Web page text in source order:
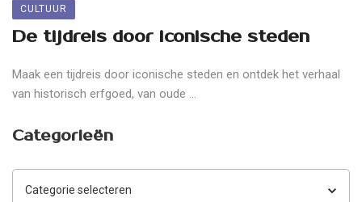
CULTUUR
De tijdreis door iconische steden
Maak een tijdreis door iconische steden en ontdek het verhaal
van historisch erfgoed, van oude ...
Categorieën